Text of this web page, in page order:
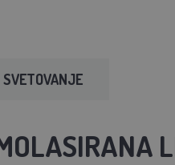
SVETOVANJE